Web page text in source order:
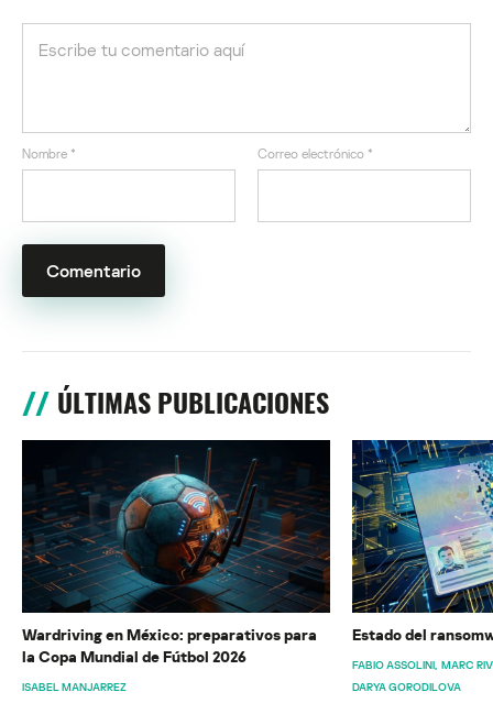
Nombre * Correo electrónico *
ÚLTIMAS PUBLICACIONES
Wardriving en México: preparativos para
la Copa Mundial de Fútbol 2026
ISABEL MANJARREZ
Estado del
FABIO ASSOLINI MARC
DARYA GORODILOVA